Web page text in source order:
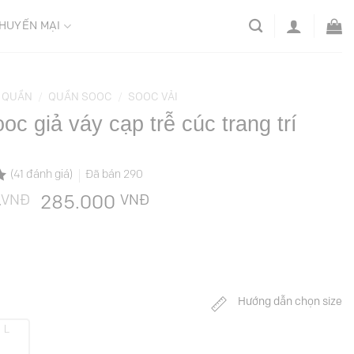
MẠI
QUẦN QUẦN SOOC SOOC VẢI
giả váy cạp trễ cúc trang trí
(41 đánh giá) Đã bán 290
VNĐ
Giá
285.000 VNĐ
Hướng dẫn chọn size
L